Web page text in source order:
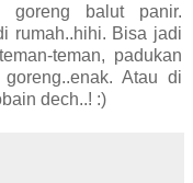
goreng balut panir.
rumah..hihi. Bisa jadi
teman, padukan
Atau di
dech..! :)